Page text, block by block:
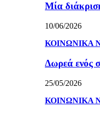
Μία
10/06/2026
ΚΟΙΝΩΝΙΚΑ
Δωρεά ενός
25/05/2026
ΚΟΙΝΩΝΙΚΑ